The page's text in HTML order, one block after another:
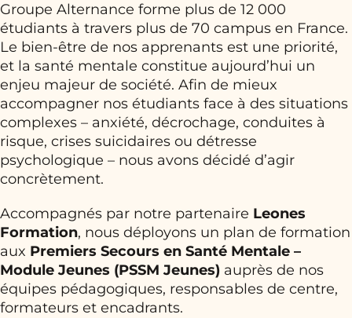
Groupe Alternance forme plus de 12 000
étudiants à travers plus de 70 campus en France.
Le bien-être de nos apprenants est une priorité,
et la santé mentale constitue aujourd’hui un
enjeu majeur de société. Afin de mieux
accompagner nos étudiants face à des situations
complexes – anxiété, décrochage, conduites à
risque, crises suicidaires ou détresse
psychologique – nous avons décidé d’agir
concrètement.
Accompagnés par notre partenaire Leones
Formation, nous déployons un plan de formation
aux Premiers Secours en Santé Mentale –
Module Jeunes (PSSM Jeunes) auprès de nos
équipes pédagogiques, responsables de centre,
formateurs et encadrants.